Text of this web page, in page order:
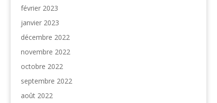
février 2023
janvier 2023
décembre 2022
novembre 2022
octobre 2022
septembre 2022
août 2022